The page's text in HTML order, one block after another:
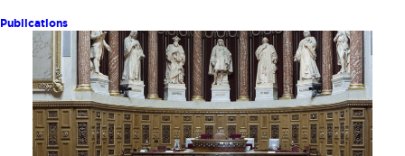
Publications